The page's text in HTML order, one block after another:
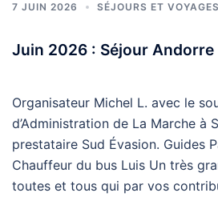
7 JUIN 2026 SÉJOURS ET VOYAGES
Juin 2026 : Séjour Andorre
Organisateur Michel L. avec le
d’Administration de La Marche à
prestataire Sud Évasion. Guides
Chauffeur du bus Luis Un très
toutes et tous qui par vos